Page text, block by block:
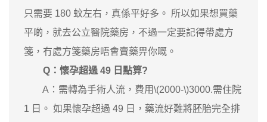
只需要 180 蚊左右，真係平好多。 所以如果想買藥
平啲，就去公立醫院藥房，不過一定要記得帶處方
箋，冇處方箋藥房唔會賣藥畀你嘅。
Q：懷孕超過 49 日點算?
A：需轉為手術人流，費用\(2000-\)3000.需住院
1 日。 如果懷孕超過 49 日，藥流好難將胚胎完全排